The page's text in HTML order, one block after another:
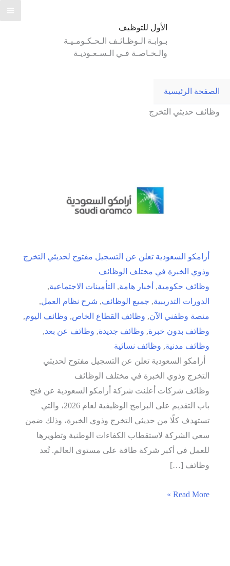
الأول للتوظيف
بـوابـة الـوظـائـف الـحـكـومـيـة
والـخـاصـة فـي الـسـعـوديـة
الصفحة الرئيسية
وظائف حديثي التخرج
أرامكو السعودية تعلن عن التسجيل مفتوح لحديثي التخرج
وذوي الخبرة في مختلف الوظائف
وظائف حكومية, أخبار هامة, التأمينات الاجتماعية,
الدورات التدريبية, جميع الوظائف, شرح نظام العمل,
منصة وظفني الآن, وظائف القطاع الخاص, وظائف اليوم,
وظائف بدون خبرة, وظائف جديدة, وظائف عن بعد,
وظائف مدنية, وظائف نسائية
أرامكو السعودية تعلن عن التسجيل مفتوح لحديثي
التخرج وذوي الخبرة في مختلف الوظائف
وظائف شركات أعلنت شركة أرامكو السعودية عن فتح
باب التقديم على البرامج الوظيفية لعام 2026، والتي
تستهدف كلًا من حديثي التخرج وذوي الخبرة، وذلك ضمن
سعي الشركة لاستقطاب الكفاءات الوطنية وتطويرها
للعمل في أكبر شركة طاقة على مستوى العالم. تُعد
وظائف […]
أرامكو
Read More »